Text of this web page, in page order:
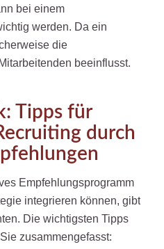
bei einem
werden. Da ein
die
beeinflusst.
Tipps für
durch
Empfehlungsprogramm
integrieren können, gibt
Die wichtigsten Tipps
zusammengefasst: